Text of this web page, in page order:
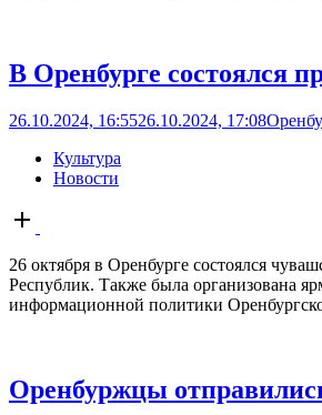
В Оренбурге состоялся
26.10.2024, 16:5526.10.2024, 17:08
Культура
Новости
Open
post
26 октября в Оренбурге состоялся
Республик. Также была организована
информационной политики
Оренбуржцы